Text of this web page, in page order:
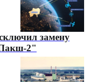
замену
2"